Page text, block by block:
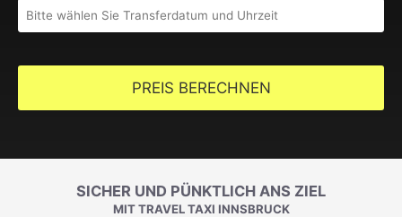
PREIS BERECHNEN
SICHER UND PÜNKTLICH ANS ZIEL
MIT TRAVEL TAXI INNSBRUCK